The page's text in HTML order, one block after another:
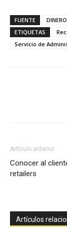
FUENTE
ETIQUETAS
Servicio de
Artículo anterior
Conocer al
retailers
Artículos